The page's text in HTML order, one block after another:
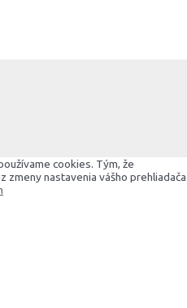
cookies. Tým, že
nastavenia vášho prehliadača